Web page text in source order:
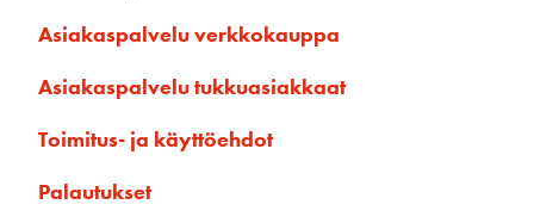
Asiakaspalvelu verkkokauppa
Asiakaspalvelu tukkuasiakkaat
Toimitus- ja käyttöehdot
Palautukset